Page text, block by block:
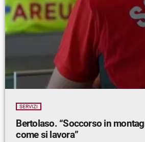
SERVIZI
Bertolaso. “Soccorso in
come si lavora”